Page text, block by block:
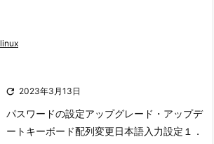
linux
 2023年3月13日
パスワードの設定アップグレード・アップデ
ート キーボード配列変更日本語入力設定 １．